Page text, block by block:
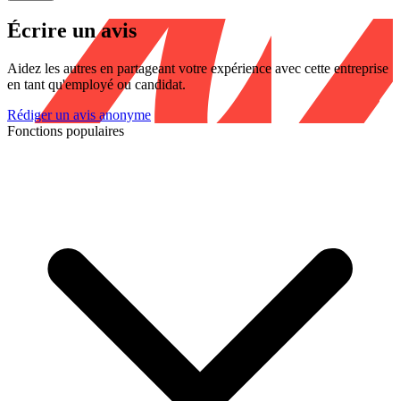
Écrire un avis
Aidez les autres en partageant votre expérience avec cette entreprise
en tant qu'employé ou candidat.
Rédiger un avis anonyme
Fonctions populaires